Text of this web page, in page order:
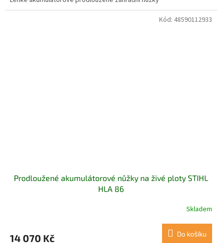
Prodloužené akumulátorové nůžky na živé ploty STIHL
HLA 86
Skladem
14 070 Kč Do košíku
Kód: 48590112933